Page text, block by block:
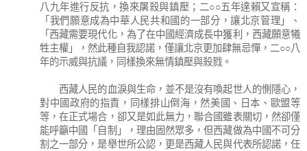
八九年進行反抗，換來屠殺與鎮壓；二○○五年達賴又宣稱：
「我們願意成為中華人民共和國的一部分，讓北京管理」、
「西藏需要現代化，為了在中國經濟成長中獲利，西藏願意犧
牲主權」，然此種自我認諾，僅讓北京更加肆無忌憚，二○○八
年的示威與抗議，同樣換來無情鎮壓與殺戮。
西藏人民的血淚與生命，並不是沒有喚起世人的惻隱心，
對中國政府的指責，同樣排山倒海，然美國、日本、歐盟等
等，在正式場合，卻又是如此無力，聯合國雖表關切，然卻僅
能呼籲中國「自制」，理由固然眾多，但西藏做為中國不可分
割之一部分，是舉世所公認，更是西藏人民與代表所認諾，任